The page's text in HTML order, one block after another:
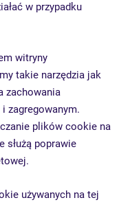
w przypadku
witryny
takie narzędzia jak
zachowania
zagregowanym.
plików cookie na
służą poprawie
używanych na tej